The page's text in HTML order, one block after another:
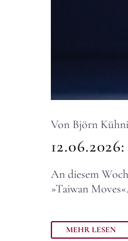
Von Björn
12.06.2026:
An diesem
»Taiwan
MEHR LESEN